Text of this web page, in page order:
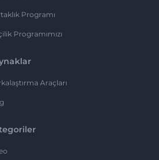
Programı
Programımızı
Araçları